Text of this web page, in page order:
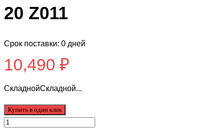
20 Z011
Срок поставки: 0 дней
10,490 ₽
СкладнойСкладной...
Купить в один клик
Количество